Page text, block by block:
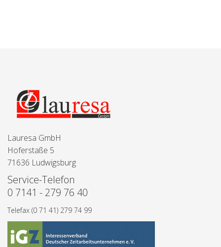
Lauresa GmbH
Hoferstaße 5
71636 Ludwigsburg
Service-Telefon
0 7141 - 279 76 40
Telefax (0 71 41) 279 74 99